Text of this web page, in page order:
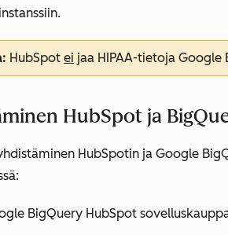
HubSpot ei jaa HIPAA-tietoja Google
HubSpot ja
HubSpotin ja Google
BigQuery HubSpot